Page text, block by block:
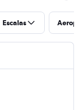
Escalas